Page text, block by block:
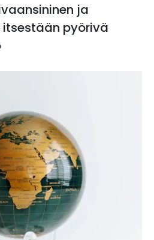
ja
itsestään pyörivä